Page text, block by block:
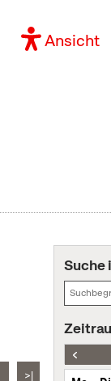
Ansicht
>|
Suche